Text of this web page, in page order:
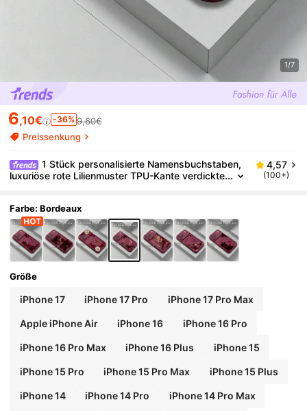
1/7
6,10€ -36% 9,60€
Preissenkung
1 Stück personalisierte Namensbuchstaben,
luxuriöse rote Lilienmuster TPU-Kante verdickte
x/11/XsMax/8/7 Handy-Zubehör Schutzhülle
4,57
(100+)
Farbe: Bordeaux
Größe
iPhone 17 iPhone 17 Pro iPhone 17 Pro Max
Apple iPhone Air iPhone 16 iPhone 16 Pro
iPhone 16 Pro Max iPhone 16 Plus iPhone 15
iPhone 15 Pro iPhone 15 Pro Max iPhone 15 Plus
iPhone 14 iPhone 14 Pro iPhone 14 Pro Max